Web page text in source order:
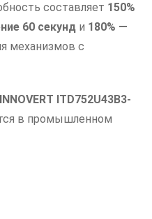
составляет 150%
60 секунд и 180% —
механизмов с
INNOVERT ITD752U43B3-
в промышленном